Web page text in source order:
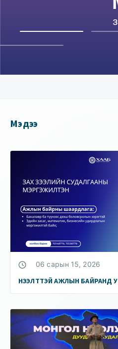
Мэдээ
06 сарын 15, 2026
НЭЭЛТТЭЙ АЖЛЫН БАЙРАНД